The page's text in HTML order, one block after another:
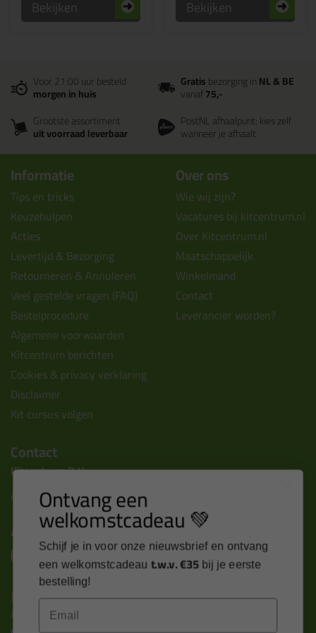
Bekijken Bekijken
Voor 21:00 uur besteld
morgen in huis
Gratisbezorging inNL & BE
vanaf75,-
Grootste assortiment
uit voorraad leverbaar
PostNL afhaalpunt: kies zelf
wanneer je afhaalt
Informatie
Tips en tricks
Keuzehulpen
Acties
Levertijd & Bezorging
Retourneren & Annuleren
Veel gestelde vragen (FAQ)
Bestelprocedure
Algemene voorwaarden
Kitcentrum berichten
Cookies & privacy verklaring
Disclaimer
Kit cursus volgen
Over ons
Wie wij zijn?
Vacatures bij kitcentrum.nl
Over Kitcentrum.nl
Maatschappelijk
Winkelmand
Contact
Leverancier worden?
Contact
Kitcentrum B.V.
Alle contactgegevens >
Altijd op de hoogte blijven?
Nieuws, tips en exclusieve deals rechtstreeks in je
inbox
Ontvang een
welkomstcadeau 💚
Schijf je in voor onze nieuwsbrief en ontvang
een welkomstcadeau t.w.v. €35 bij je eerste
bestelling!